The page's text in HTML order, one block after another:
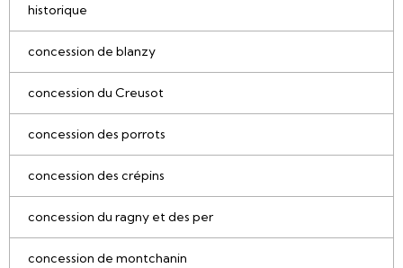
historique
concession de blanzy
concession du Creusot
concession des porrots
concession des crépins
concession du ragny et des per
concession de montchanin